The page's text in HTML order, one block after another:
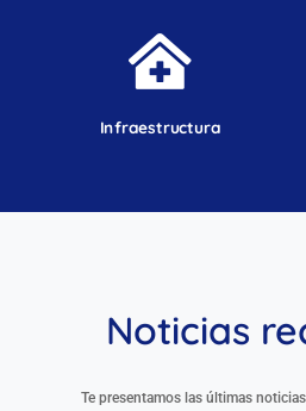

Infraestructura
Noticias
Te presentamos las últimas